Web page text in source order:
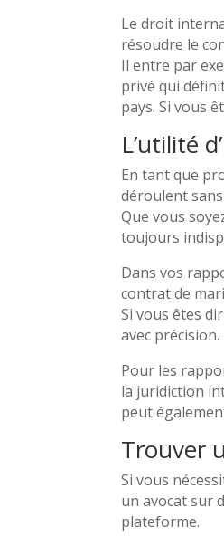
Le droit
résoudre le
Il entre par
privé qui
pays. Si vous
L’utilité
En tant que
déroulent
Que vous
toujours
Dans vos
contrat de
Si vous êtes
avec
Pour les
la juridiction
peut
Trouver
Si vous
un avocat sur
plateforme.